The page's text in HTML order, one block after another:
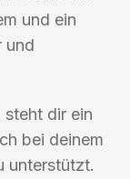
und ein
und
dir ein
bei deinem
unterstützt.